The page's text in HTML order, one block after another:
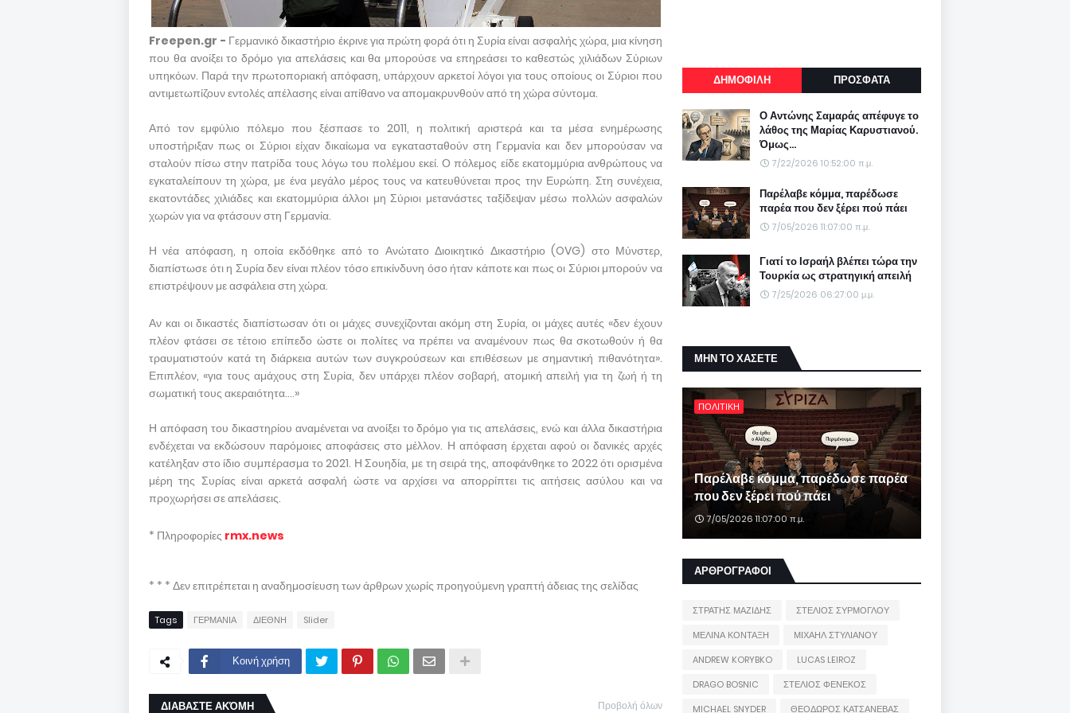
Freepen.gr - Γερμανικό δικαστήριο έκρινε για πρώτη φορά ότι η Συρία είναι ασφαλής χώρα, μια κίνηση
που θα ανοίξει το δρόμο για απελάσεις και θα μπορούσε να επηρεάσει το καθεστώς χιλιάδων Σύριων
υπηκόων. Παρά την πρωτοποριακή απόφαση, υπάρχουν αρκετοί λόγοι για τους οποίους οι Σύριοι που
αντιμετωπίζουν εντολές απέλασης είναι απίθανο να απομακρυνθούν από τη χώρα σύντομα.
Από τον εμφύλιο πόλεμο που ξέσπασε το 2011, η πολιτική αριστερά και τα μέσα ενημέρωσης
υποστήριξαν πως οι Σύριοι είχαν δικαίωμα να εγκατασταθούν στη Γερμανία και δεν μπορούσαν να
σταλούν πίσω στην πατρίδα τους λόγω του πολέμου εκεί. Ο πόλεμος είδε εκατομμύρια ανθρώπους να
εγκαταλείπουν τη χώρα, με ένα μεγάλο μέρος τους να κατευθύνεται προς την Ευρώπη. Στη συνέχεια,
εκατοντάδες χιλιάδες και εκατομμύρια άλλοι μη Σύριοι μετανάστες ταξίδεψαν μέσω πολλών ασφαλών
χωρών για να φτάσουν στη Γερμανία.
Η νέα απόφαση, η οποία εκδόθηκε από το Ανώτατο Διοικητικό Δικαστήριο (OVG) στο Μύνστερ,
διαπίστωσε ότι η Συρία δεν είναι πλέον τόσο επικίνδυνη όσο ήταν κάποτε και πως οι Σύριοι μπορούν να
επιστρέψουν με ασφάλεια στη χώρα.
Αν και οι δικαστές διαπίστωσαν ότι οι μάχες συνεχίζονται ακόμη στη Συρία, οι μάχες αυτές «δεν έχουν
πλέον φτάσει σε τέτοιο επίπεδο ώστε οι πολίτες να πρέπει να αναμένουν πως θα σκοτωθούν ή θα
τραυματιστούν κατά τη διάρκεια αυτών των συγκρούσεων και επιθέσεων με σημαντική πιθανότητα».
Επιπλέον, «για τους αμάχους στη Συρία, δεν υπάρχει πλέον σοβαρή, ατομική απειλή για τη ζωή ή τη
σωματική τους ακεραιότητα....»
Η απόφαση του δικαστηρίου αναμένεται να ανοίξει το δρόμο για τις απελάσεις, ενώ και άλλα δικαστήρια
ενδέχεται να εκδώσουν παρόμοιες αποφάσεις στο μέλλον. Η απόφαση έρχεται αφού οι δανικές αρχές
κατέληξαν στο ίδιο συμπέρασμα το 2021. Η Σουηδία, με τη σειρά της, αποφάνθηκε το 2022 ότι ορισμένα
μέρη της Συρίας είναι αρκετά ασφαλή ώστε να αρχίσει να απορρίπτει τις αιτήσεις ασύλου και να
προχωρήσει σε απελάσεις.
* Πληροφορίες rmx.news
* * * Δεν επιτρέπεται η αναδημοσίευση των άρθρων χωρίς προηγούμενη γραπτή άδειας της σελίδας
Tags ΓΕΡΜΑΝΙΑ ΔΙΕΘΝΗ Slider
Κοινή χρήση
ΔΙΑΒΑΣΤΕ ΑΚΌΜΗ Προβολή όλων
ΔΗΜΟΦΙΛΗ ΠΡΟΣΦΑΤΑ
Ο Αντώνης Σαμαράς απέφυγε το
λάθος της Μαρίας Καρυστιανού.
Όμως...
7/22/2026 10:52:00 π.μ.
Παρέλαβε κόμμα, παρέδωσε
παρέα που δεν ξέρει πού πάει
7/05/2026 11:07:00 π.μ.
Γιατί το Ισραήλ βλέπει τώρα την
Τουρκία ως στρατηγική απειλή
7/25/2026 06:27:00 μ.μ.
ΜΗΝ ΤΟ ΧΑΣΕΤΕ
ΠΟΛΙΤΙΚΗ
Παρέλαβε κόμμα, παρέδωσε παρέα
που δεν ξέρει πού πάει
7/05/2026 11:07:00 π.μ.
ΑΡΘΡΟΓΡΑΦΟΙ
ΣΤΡΑΤΗΣ ΜΑΖΙΔΗΣ
ΣΤΕΛΙΟΣ ΣΥΡΜΟΓΛΟΥ
ΜΕΛΙΝΑ ΚΟΝΤΑΞΗ
ΜΙΧΑΗΛ ΣΤΥΛΙΑΝΟΥ
ANDREW KORYBKO
LUCAS LEIROZ
DRAGO BOSNIC
ΣΤΕΛΙΟΣ ΦΕΝΕΚΟΣ
MICHAEL SNYDER
ΘΕΟΔΩΡΟΣ ΚΑΤΣΑΝΕΒΑΣ